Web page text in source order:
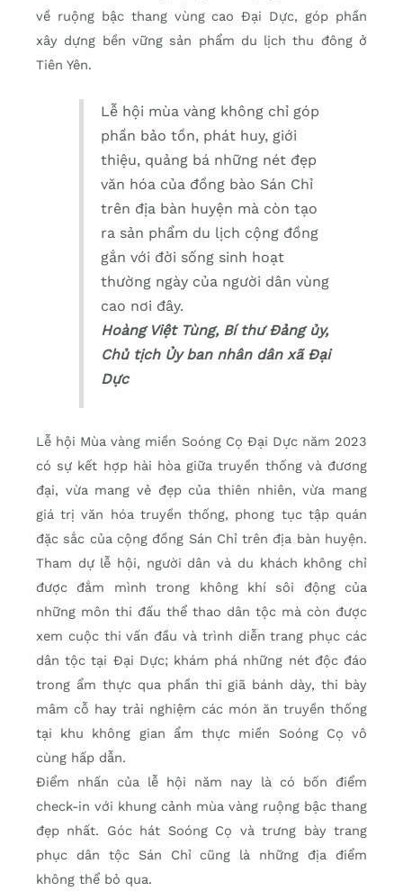
về ruộng bậc thang vùng cao Ðại Dực, góp phần
xây dựng bền vững sản phẩm du lịch thu đông ở
Tiên Yên.
Lễ hội mùa vàng không chỉ góp
phần bảo tồn, phát huy, giới
thiệu, quảng bá những nét đẹp
văn hóa của đồng bào Sán Chỉ
trên địa bàn huyện mà còn tạo
ra sản phẩm du lịch cộng đồng
gắn với đời sống sinh hoạt
thường ngày của người dân vùng
cao nơi đây.
Hoàng Việt Tùng, Bí thư Ðảng ủy,
Chủ tịch Ủy ban nhân dân xã Ðại
Dực
Lễ hội Mùa vàng miền Soóng Cọ Ðại Dực năm 2023
có sự kết hợp hài hòa giữa truyền thống và đương
đại, vừa mang vẻ đẹp của thiên nhiên, vừa mang
giá trị văn hóa truyền thống, phong tục tập quán
đặc sắc của cộng đồng Sán Chỉ trên địa bàn huyện.
Tham dự lễ hội, người dân và du khách không chỉ
được đắm mình trong không khí sôi động của
những môn thi đấu thể thao dân tộc mà còn được
xem cuộc thi vấn đầu và trình diễn trang phục các
dân tộc tại Ðại Dực; khám phá những nét độc đáo
trong ẩm thực qua phần thi giã bánh dày, thi bày
mâm cỗ hay trải nghiệm các món ăn truyền thống
tại khu không gian ẩm thực miền Soóng Cọ vô
cùng hấp dẫn.
Ðiểm nhấn của lễ hội năm nay là có bốn điểm
check-in với khung cảnh mùa vàng ruộng bậc thang
đẹp nhất. Góc hát Soóng Cọ và trưng bày trang
phục dân tộc Sán Chỉ cũng là những địa điểm
không thể bỏ qua.